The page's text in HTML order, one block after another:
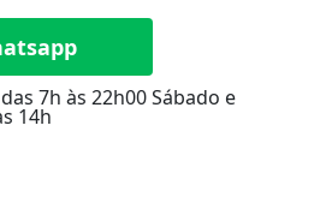
7h às 22h00Sábado e
14h